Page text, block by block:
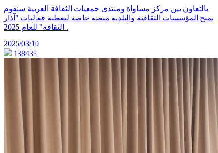
بالتعاون بين مركز مساواة ومنتدى جمعيات الثقافة العربية سنقوم
بمنح المؤسسات الثقافية والبلدية منصة خاصة لتغطية فعاليات "آذار
الثقافة" للعام 2025 .
2025/03/10
138433